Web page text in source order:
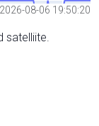
08-06 19:50:20
satelliite.